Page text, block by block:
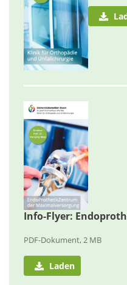
Info-Flyer:
PDF-Dokument, 2 MB
Laden